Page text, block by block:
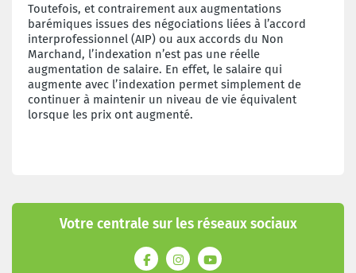
Toutefois, et contrairement aux augmentations
barémiques issues des négociations liées à l’accord
interprofessionnel (AIP) ou aux accords du Non
Marchand, l’indexation n’est pas une réelle
augmentation de salaire. En effet, le salaire qui
augmente avec l’indexation permet simplement de
continuer à maintenir un niveau de vie équivalent
lorsque les prix ont augmenté.
Votre centrale sur les réseaux sociaux